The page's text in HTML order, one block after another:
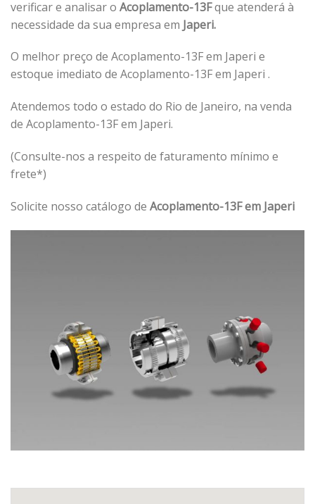
verificar e analisar o Acoplamento-13Fque atenderá à
necessidade da sua empresa em Japeri.
O melhor preço de Acoplamento-13F em Japeri e
estoque imediato de Acoplamento-13F em Japeri .
Atendemos todo o estado do Rio de Janeiro, na venda
de Acoplamento-13F em Japeri.
(Consulte-nos a respeito de faturamento mínimo e
frete*)
Solicite nosso catálogo de Acoplamento-13F em Japeri